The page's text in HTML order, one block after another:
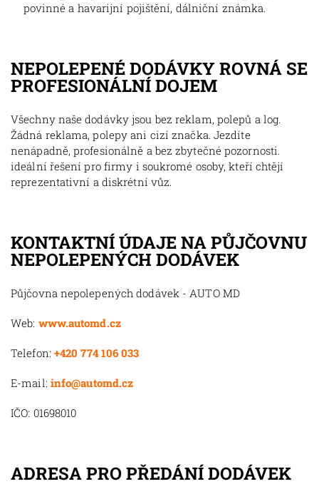
povinné a havarijní pojištění, dálniční známka.
NEPOLEPENÉ DODÁVKY ROVNÁ SE
PROFESIONÁLNÍ DOJEM
Všechny naše dodávky jsou bez reklam, polepů a log.
Žádná reklama, polepy ani cizí značka. Jezdíte
nenápadně, profesionálně a bez zbytečné pozornosti.
ideální řešení pro firmy i soukromé osoby, kteří chtějí
reprezentativní a diskrétní vůz.
KONTAKTNÍ ÚDAJE NA PŮJČOVNU
NEPOLEPENÝCH DODÁVEK
Půjčovna nepolepených dodávek - AUTO MD
Web: www.automd.cz
Telefon: +420 774 106 033
E-mail: info@automd.cz
IČO: 01698010
ADRESA PRO PŘEDÁNÍ DODÁVEK